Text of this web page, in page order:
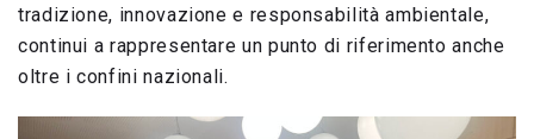
tradizione, innovazione e responsabilità ambientale,
continui a rappresentare un punto di riferimento anche
oltre i confini nazionali.